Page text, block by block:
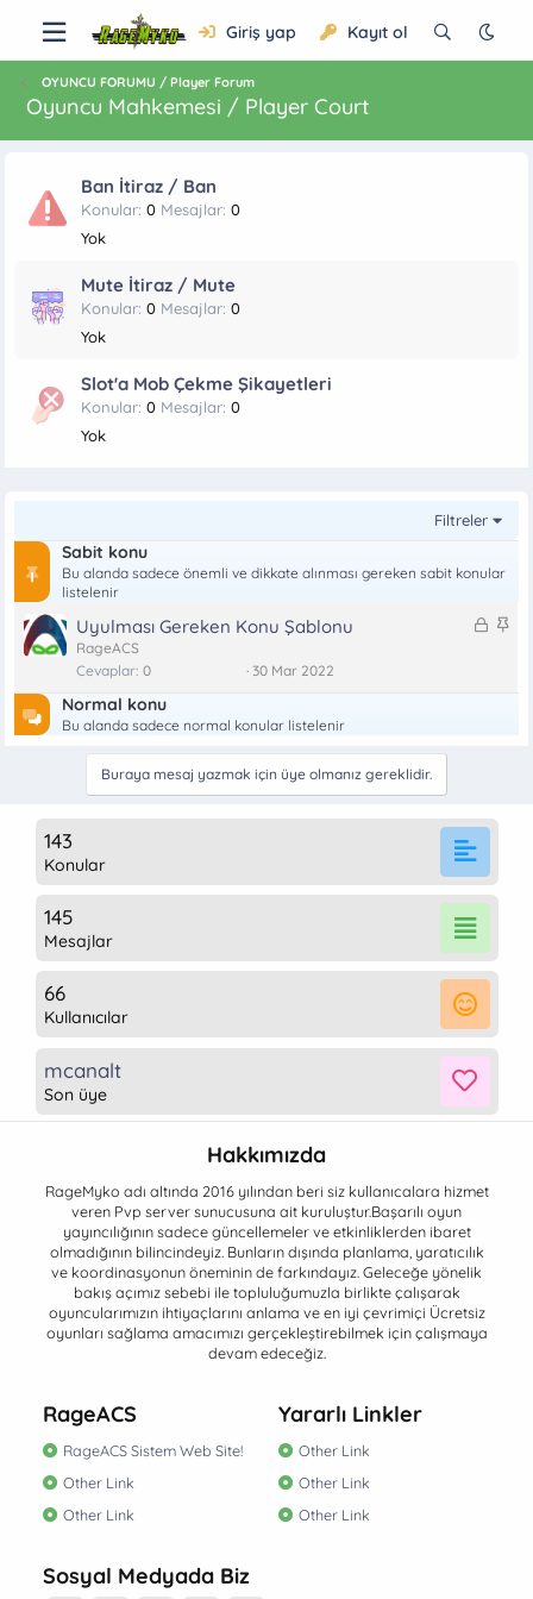
Giriş yap Kayıt ol
OYUNCU FORUMU / Player Forum
Oyuncu Mahkemesi / Player Court
Ban İtiraz / Ban
Konular 0 Mesajlar 0
Yok
Mute İtiraz / Mute
Konular 0 Mesajlar 0
Yok
Slot'a Mob Çekme Şikayetleri
Konular 0 Mesajlar 0
Yok
Filtreler
Sabit konu
Bu alanda sadece önemli ve dikkate alınması gereken sabit konular
listelenir
K S
Uyulması Gereken Konu Şablonu
RageACS
Cevaplar 0 30 Mar 2022
Normal konu
Bu alanda sadece normal konular listelenir
Buraya mesaj yazmak için üye olmanız gereklidir.
143
Konular
145
Mesajlar
66
Kullanıcılar
mcanalt
Son üye
Hakkımızda
RageMyko adı altında 2016 yılından beri siz kullanıcalara hizmet
veren Pvp server sunucusuna ait kuruluştur.Başarılı oyun
yayıncılığının sadece güncellemeler ve etkinliklerden ibaret
olmadığının bilincindeyiz. Bunların dışında planlama, yaratıcılık
ve koordinasyonun öneminin de farkındayız. Geleceğe yönelik
bakış açımız sebebi ile topluluğumuzla birlikte çalışarak
oyuncularımızın ihtiyaçlarını anlama ve en iyi çevrimiçi Ücretsiz
oyunları sağlama amacımızı gerçekleştirebilmek için çalışmaya
devam edeceğiz.
RageACS
RageACS Sistem Web Site!
Other Link
Other Link
Yararlı Linkler
Other Link
Other Link
Other Link
Sosyal Medyada Biz